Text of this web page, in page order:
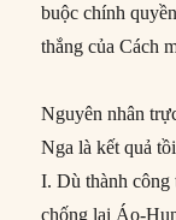
buộc chính
thắng của Cách
Nguyên nhân
Nga là kết quả
I. Dù thành công
chống lại Áo-